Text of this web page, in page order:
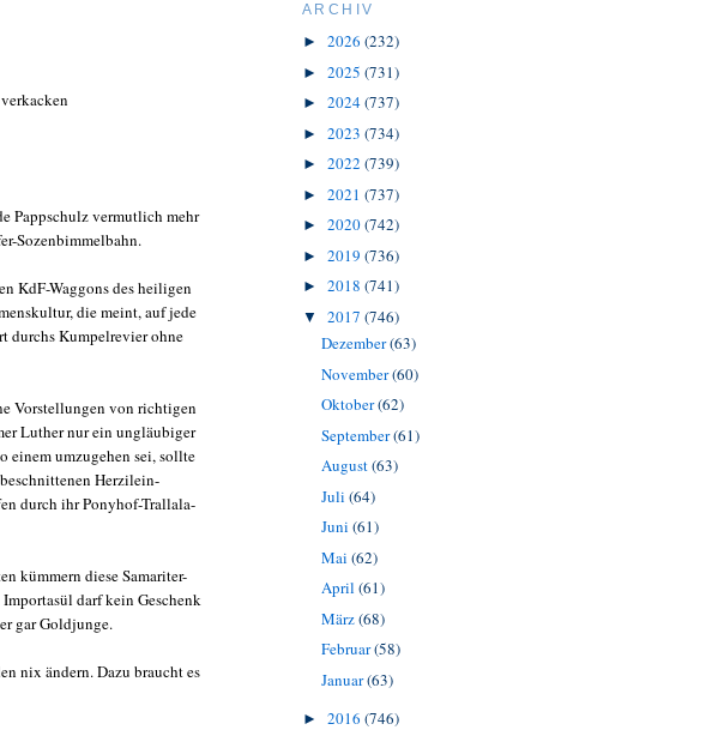
Pappschulz vermutlich mehr
Sozenbimmelbahn.
KdF-Waggons des heiligen
die meint, auf jede
durchs Kumpelrevier ohne
Vorstellungen von richtigen
Luther nur ein ungläubiger
einem umzugehen sei, sollte
Herzilein-
durch ihr Ponyhof-Trallala-
kümmern diese Samariter-
darf kein Geschenk
gar Goldjunge.
nix ändern. Dazu braucht es
ARCHIV
► 2026 (232)
► 2025 (731)
► 2024(737)
► 2023 (734)
► 2022 (739)
► 2021 (737)
► 2020(742)
► 2019 (736)
► 2018 (741)
▼ 2017 (746)
Dezember(63)
November(60)
Oktober(62)
September(61)
August(63)
Juli (64)
Juni (61)
Mai (62)
April (61)
März(68)
Februar(58)
Januar(63)
► 2016 (746)